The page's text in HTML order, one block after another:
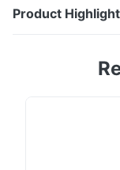
Product
830nm 200LPI